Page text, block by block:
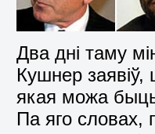
Два дні таму
Кушнер заявіў,
якая можа быць
Па яго словах,